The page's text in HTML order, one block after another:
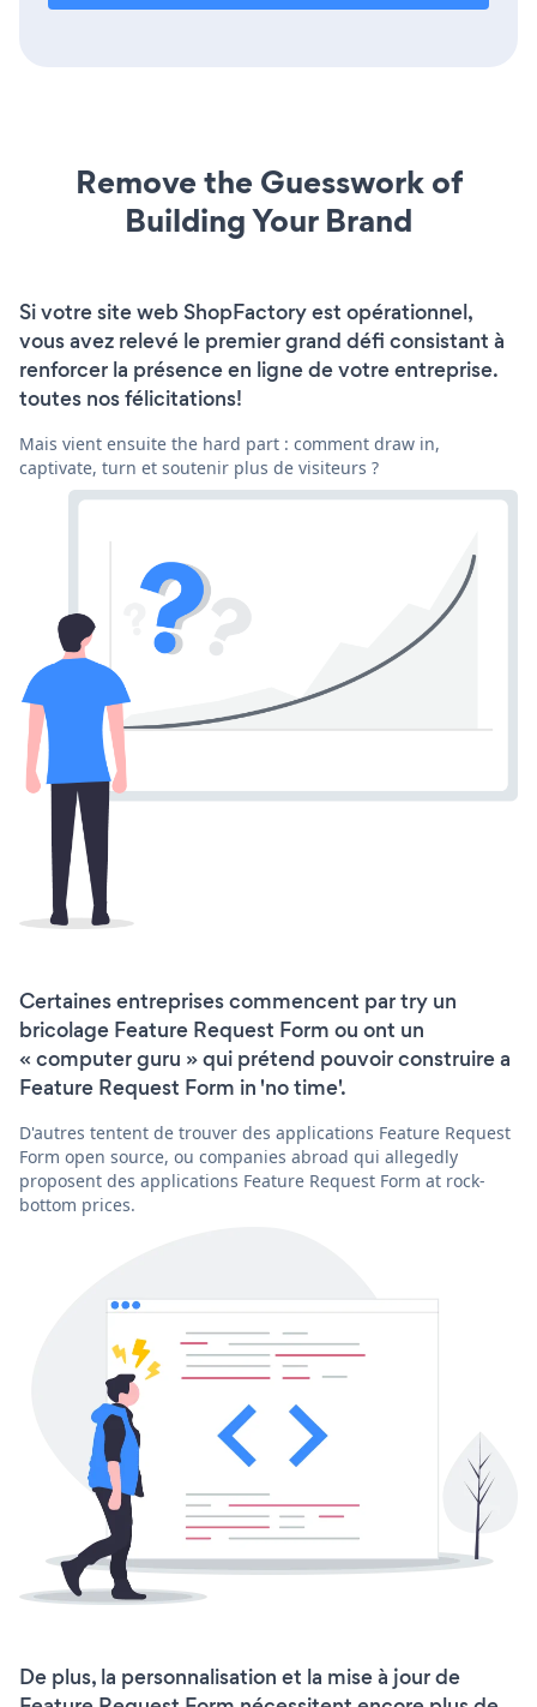
Remove the Guesswork of
Building Your Brand
Si votre site web ShopFactory est opérationnel,
vous avez relevé le premier grand défi consistant à
renforcer la présence en ligne de votre entreprise.
toutes nos félicitations!
Mais vient ensuite the hard part : comment draw in,
captivate, turn et soutenir plus de visiteurs ?
Certaines entreprises commencent par try un
bricolage Feature Request Form ou ont un
« computer guru » qui prétend pouvoir construire a
Feature Request Form in 'no time'.
D'autres tentent de trouver des applications Feature Request
Form open source, ou companies abroad qui allegedly
proposent des applications Feature Request Form at rock-
bottom prices.
De plus, la personnalisation et la mise à jour de